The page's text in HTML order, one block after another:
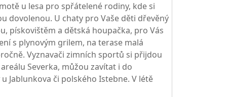
u lesa pro spřátelené rodiny, kde si
dovolenou. U chaty pro Vaše děti dřevěný
pískovištěm a dětská houpačka, pro Vás
s plynovým grilem, na terase malá
Vyznavači zimních sportů si přijdou
Severka, můžou zavítat i do
Jablunkova či polského Istebne. V létě